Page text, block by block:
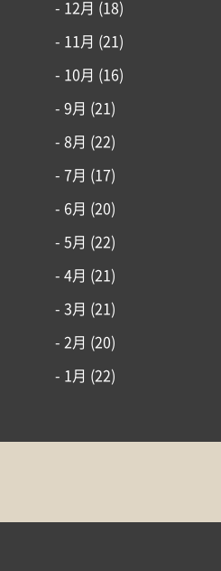
- 12月 (18)
- 11月 (21)
- 10月 (16)
- 9月 (21)
- 8月 (22)
- 7月 (17)
- 6月 (20)
- 5月 (22)
- 4月 (21)
- 3月 (21)
- 2月 (20)
- 1月 (22)